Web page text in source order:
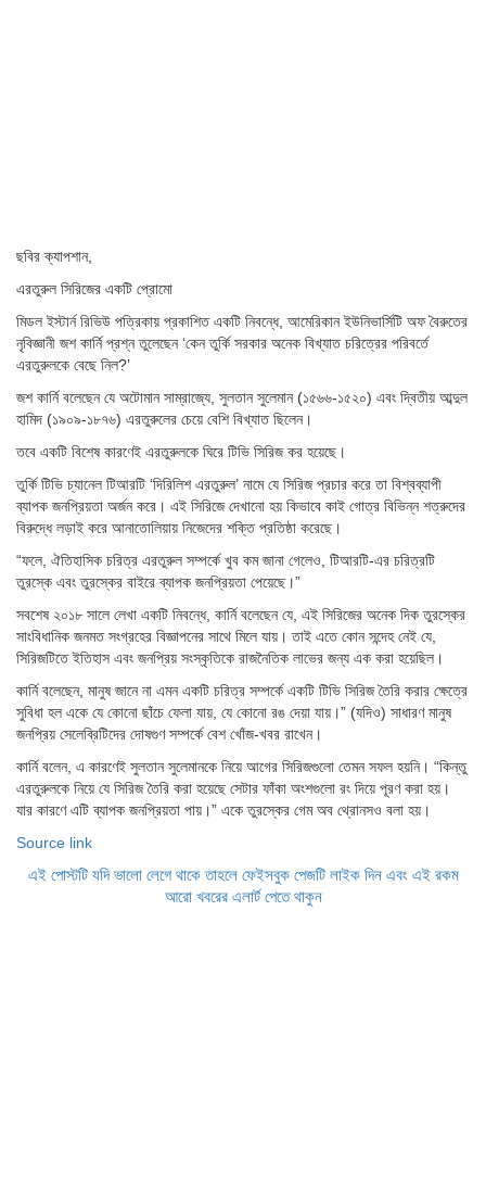
ছবির ক্যাপশান,
এরতুরুল সিরিজের একটি প্রোমো
মিডল ইস্টার্ন রিভিউ পত্রিকায় প্রকাশিত একটি নিবন্ধে, আমেরিকান ইউনিভার্সিটি অফ বৈরুতের
নৃবিজ্ঞানী জশ কার্নি প্রশ্ন তুলেছেন ‘কেন তুর্কি সরকার অনেক বিখ্যাত চরিত্রের পরিবর্তে
এরতুরুলকে বেছে নিল?’
জশ কার্নি বলেছেন যে অটোমান সাম্রাজ্যে, সুলতান সুলেমান (১৫৬৬-১৫২০) এবং দ্বিতীয় আব্দুল
হামিদ (১৯০৯-১৮৭৬) এরতুরুলের চেয়ে বেশি বিখ্যাত ছিলেন।
তবে একটি বিশেষ কারণেই এরতুরুলকে ঘিরে টিভি সিরিজ কর হয়েছে।
তুর্কি টিভি চ্যানেল টিআরটি ‘দিরিলিশ এরতুরুল’ নামে যে সিরিজ প্রচার করে তা বিশ্বব্যাপী
ব্যাপক জনপ্রিয়তা অর্জন করে। এই সিরিজে দেখানো হয় কিভাবে কাই গোত্র বিভিন্ন শত্রুদের
বিরুদ্ধে লড়াই করে আনাতোলিয়ায় নিজেদের শক্তি প্রতিষ্ঠা করেছে।
“ফলে, ঐতিহাসিক চরিত্র এরতুরুল সম্পর্কে খুব কম জানা গেলেও, টিআরটি-এর চরিত্রটি
তুরস্কে এবং তুরস্কের বাইরে ব্যাপক জনপ্রিয়তা পেয়েছে।”
সবশেষ ২০১৮ সালে লেখা একটি নিবন্ধে, কার্নি বলেছেন যে, এই সিরিজের অনেক দিক তুরস্কের
সাংবিধানিক জনমত সংগ্রহের বিজ্ঞাপনের সাথে মিলে যায়। তাই এতে কোন সন্দেহ নেই যে,
সিরিজটিতে ইতিহাস এবং জনপ্রিয় সংস্কৃতিকে রাজনৈতিক লাভের জন্য এক করা হয়েছিল।
কার্নি বলেছেন, মানুষ জানে না এমন একটি চরিত্র সম্পর্কে একটি টিভি সিরিজ তৈরি করার ক্ষেত্রে
সুবিধা হল একে যে কোনো ছাঁচে ফেলা যায়, যে কোনো রঙ দেয়া যায়।” (যদিও) সাধারণ মানুষ
জনপ্রিয় সেলেব্রিটিদের দোষগুণ সম্পর্কে বেশ খোঁজ-খবর রাখেন।
কার্নি বলেন, এ কারণেই সুলতান সুলেমানকে নিয়ে আগের সিরিজগুলো তেমন সফল হয়নি। “কিন্তু
এরতুরুলকে নিয়ে যে সিরিজ তৈরি করা হয়েছে সেটার ফাঁকা অংশগুলো রং দিয়ে পূরণ করা হয়।
যার কারণে এটি ব্যাপক জনপ্রিয়তা পায়।” একে তুরস্কের গেম অব থ্রোনসও বলা হয়।
Source link
এই পোস্টটি যদি ভালো লেগে থাকে তাহলে ফেইসবুক পেজটি লাইক দিন এবং এই রকম
আরো খবরের এলার্ট পেতে থাকুন